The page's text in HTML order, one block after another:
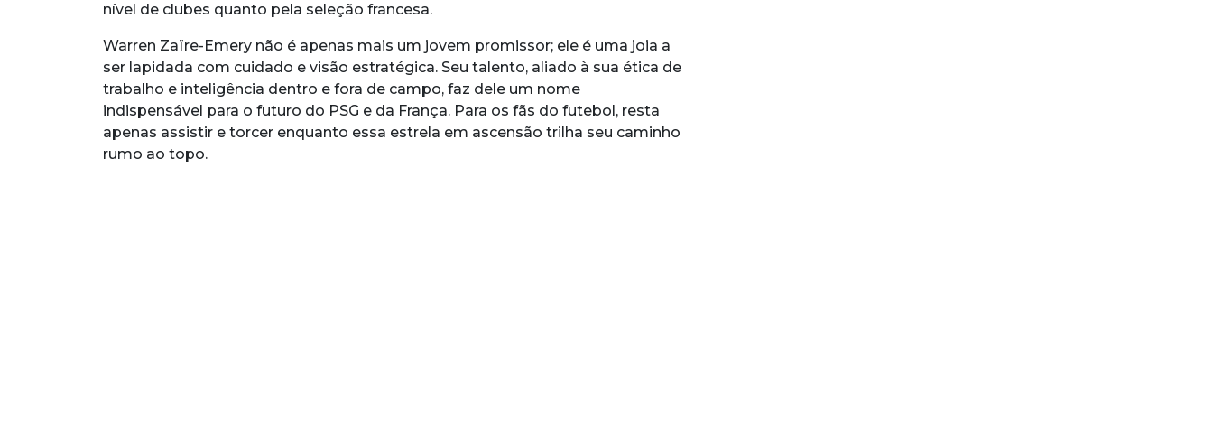
nível de clubes quanto pela seleção francesa.
Warren Zaïre-Emery não é apenas mais um jovem promissor; ele é uma joia a
ser lapidada com cuidado e visão estratégica. Seu talento, aliado à sua ética de
trabalho e inteligência dentro e fora de campo, faz dele um nome
indispensável para o futuro do PSG e da França. Para os fãs do futebol, resta
apenas assistir e torcer enquanto essa estrela em ascensão trilha seu caminho
rumo ao topo.